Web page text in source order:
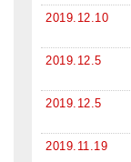
2019.12.10
2019.12.5
2019.12.5
2019.11.19